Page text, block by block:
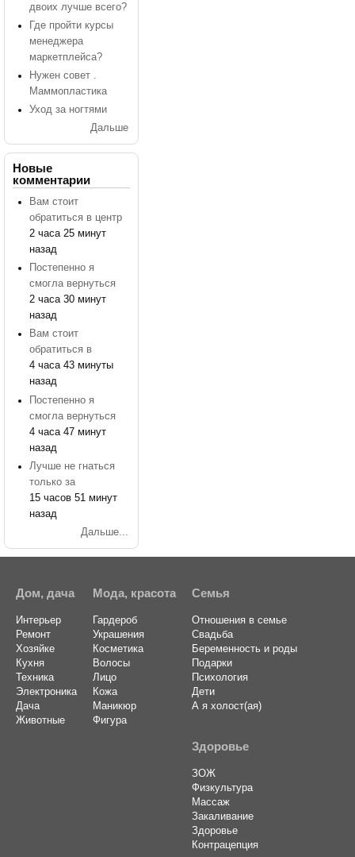
двоих лучше всего?
Где пройти курсы
менеджера
маркетплейса?
Нужен совет .
Маммопластика
Уход за ногтями
Дальше
Новые
комментарии
Вам стоит
обратиться в центр
2 часа 25 минут
назад
Постепенно я
смогла вернуться
2 часа 30 минут
назад
Вам стоит
обратиться в
4 часа 43 минуты
назад
Постепенно я
смогла вернуться
4 часа 47 минут
назад
Лучше не гнаться
только за
15 часов 51 минут
назад
Дальше...
Дом, дача
Интерьер
Ремонт
Хозяйке
Кухня
Техника
Электроника
Дача
Животные
Мода, красота
Гардероб
Украшения
Косметика
Волосы
Лицо
Кожа
Маникюр
Фигура
Семья
Отношения в семье
Свадьба
Беременность и роды
Подарки
Психология
Дети
А я холост(ая)
Здоровье
ЗОЖ
Физкультура
Массаж
Закаливание
Здоровье
Контрацепция